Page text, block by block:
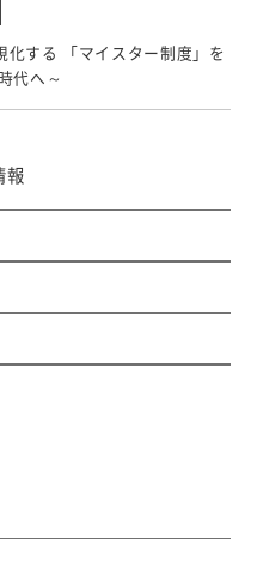
化する 「マイスター制度」を
代へ～
報